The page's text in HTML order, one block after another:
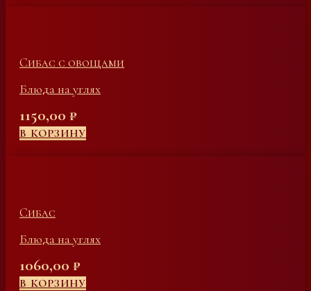
Сибас с овощами
Блюда на углях
1150,00 ₽
В КОРЗИНУ
Сибас
Блюда на углях
1060,00 ₽
В КОРЗИНУ